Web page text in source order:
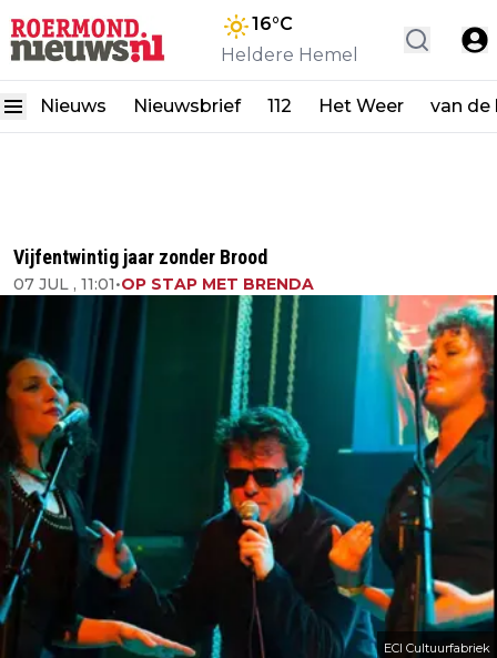
16°C
Heldere Hemel
Nieuws Nieuwsbrief 112 Het Weer van de
Vijfentwintig jaar zonder Brood
07 JUL , 11:01•OP STAP MET BRENDA
ECI Cultuurfabriek